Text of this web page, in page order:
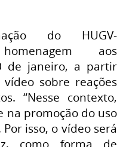
do HUGV-
aos
de janeiro, a partir
sobre reações
“Nesse contexto,
na promoção do uso
isso, o vídeo será
como forma de